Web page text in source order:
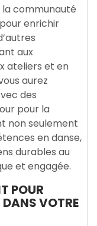
communauté
enrichir
aux
ateliers et en
aurez
des
pour la
non seulement
en danse,
durables au
et engagée.
POUR
DANS VOTRE